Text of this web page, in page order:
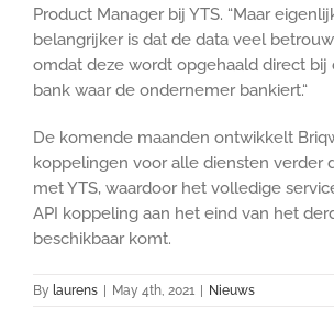
Product Manager bij YTS. “Maar
belangrijker is dat de data veel
omdat deze wordt opgehaald direct bij
bank waar de ondernemer bankiert.“
De komende maanden ontwikkelt
koppelingen voor alle diensten verder
met YTS, waardoor het volledige
API koppeling aan het eind van het
beschikbaar komt.
By laurens | May 4th, 2021 | Nieuws